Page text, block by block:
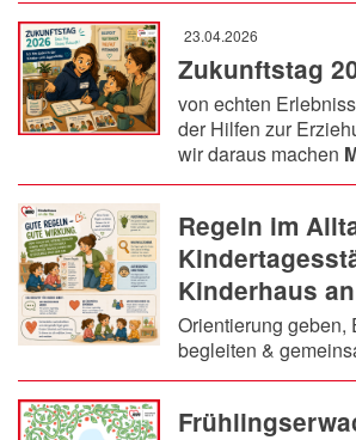
23.04.2026
Zukunftstag
von echten
der Hilfen zur
wir daraus machen
Regeln im
Kinderhaus
Orientierung geben,
begleiten &